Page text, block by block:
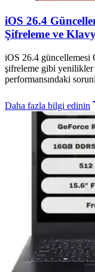
iOS 26.4
Şifreleme ve
iOS 26.4 güncellemesi
şifreleme gibi yenilikler
performansındaki
Daha fazla bilgi edinin